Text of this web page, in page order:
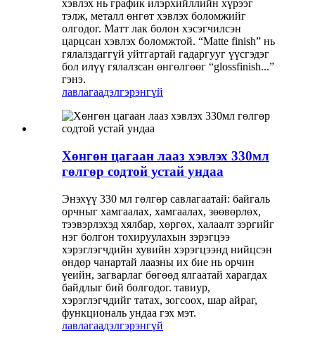
хэвлэх нь график илэрхийллийн хүрээг
тэлж, металл өнгөт хэвлэх боломжийг
олгодог. Матт лак болон хэсэгчилсэн
царцсан хэвлэх боломжтой. “Matte finish” нь
гялалздаггүй уйтгартай гадаргууг үүсгэдэг
бол илүү гялалзсан өнгөлгөөг “glossfinish...”
гэнэ.
лавлагаадэлгэрэнгүй
Хөнгөн цагаан лааз хэвлэх 330мл
гөлгөр содтой устай ундаа
Энэхүү 330 мл гөлгөр савлагаатай: байгаль
орчныг хамгаалах, хамгаалах, зөөвөрлөх,
тээвэрлэхэд хялбар, хөргөх, халаалт зэргийг
нэг болгон тохируулахын зэрэгцээ
хэрэглэгчдийн хувийн хэрэгцээнд нийцсэн
өндөр чанартай лаазны их бие нь орчин
үеийн, загварлаг бөгөөд ялгаатай харагдах
байдлыг бий болгодог. тавиур,
хэрэглэгчдийг татах, зогсоох, шар айраг,
функциональ ундаа гэх мэт.
лавлагаадэлгэрэнгүй